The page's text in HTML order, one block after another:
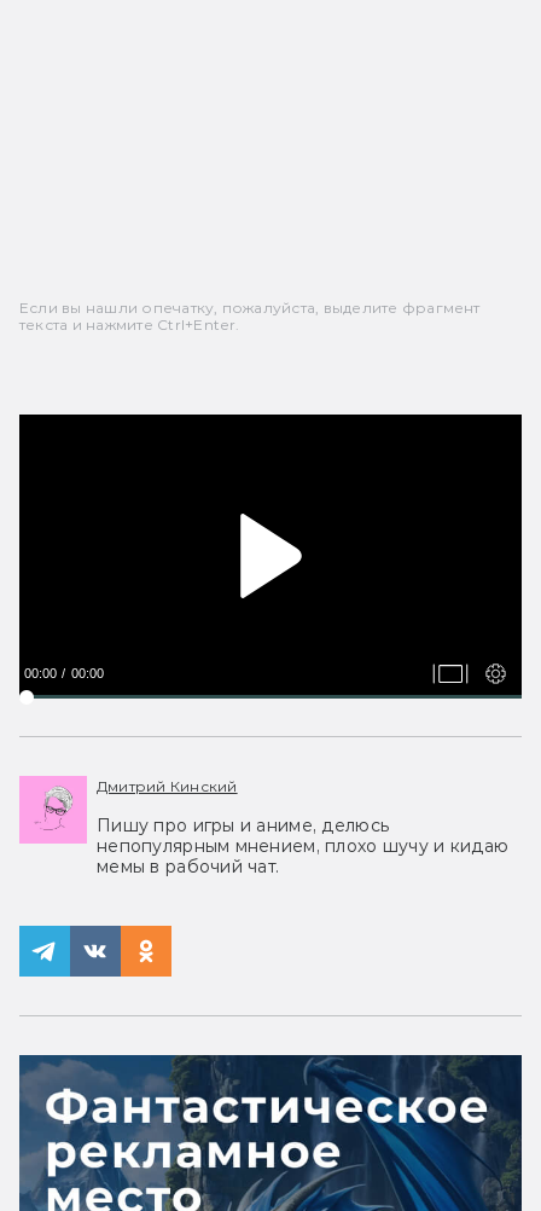
Если вы нашли опечатку, пожалуйста, выделите фрагмент
текста и нажмите Ctrl+Enter.
00:00 00:00
Дмитрий Кинский
Пишу про игры и аниме, делюсь
непопулярным мнением, плохо шучу и кидаю
мемы в рабочий чат.